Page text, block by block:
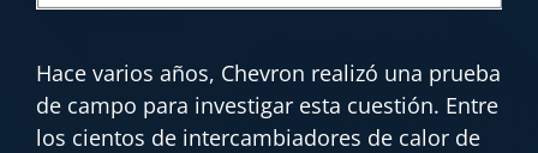
Hace varios años, Chevron realizó una prueba
de campo para investigar esta cuestión. Entre
los cientos de intercambiadores de calor de